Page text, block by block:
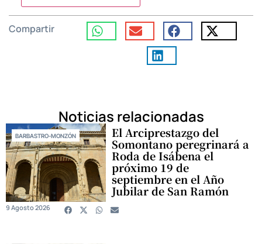
Compartir
Noticias relacionadas
BARBASTRO-MONZÓN El Arciprestazgo del
Somontano peregrinará a
Roda de Isábena el
próximo 19 de
septiembre en el Año
Jubilar de San Ramón
9 Agosto 2026